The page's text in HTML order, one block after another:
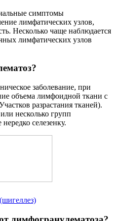
симптомы
лимфатических узлов,
Несколько чаще наблюдается
лимфатических узлов
заболевание, при
объема лимфоидной ткани с
разрастания тканей).
несколько групп
селезенку.